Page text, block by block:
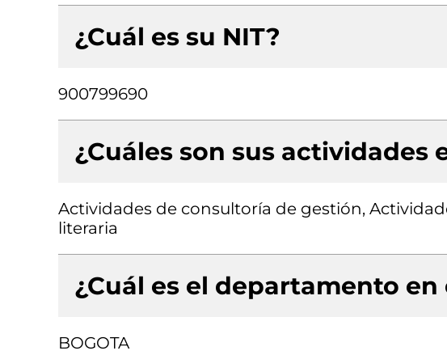
¿Cuál es su NIT?
900799690
¿Cuáles son sus actividades
Actividades de consultoría de gestión,
literaria
¿Cuál es el departamento
BOGOTA